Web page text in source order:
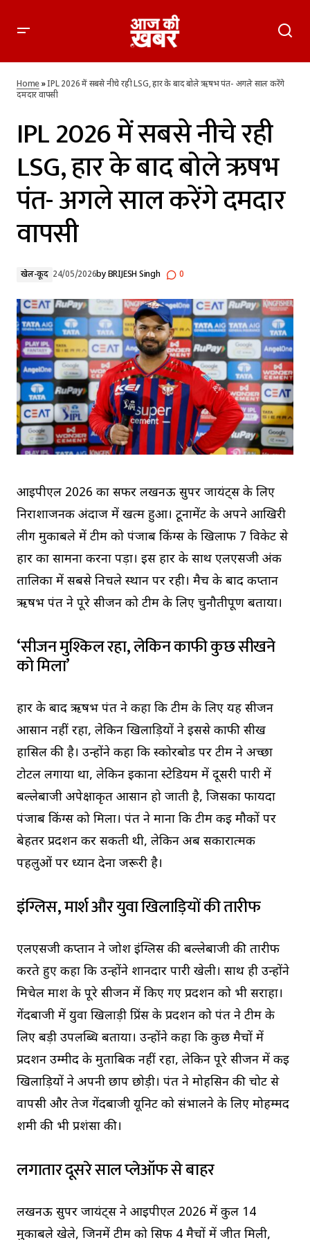
करेंगे दमदार वापसी
Home»IPL 2026 में सबसे नीचे रही LSG, हार के बाद बोले ऋषभ पंत- अगले साल करेंगे
दमदार वापसी
IPL 2026 में सबसे नीचे रही
LSG, हार के बाद बोले ऋषभ
पंत- अगले साल करेंगे दमदार
वापसी
खेल-कूद 24/05/2026byBRIJESH Singh 0
आईपीएल 2026 का सफर लखनऊ सुपर जायंट्स के लिए
निराशाजनक अंदाज में खत्म हुआ। टूर्नामेंट के अपने आखिरी
लीग मुकाबले में टीम को पंजाब किंग्स के खिलाफ 7 विकेट से
हार का सामना करना पड़ा। इस हार के साथ एलएसजी अंक
तालिका में सबसे निचले स्थान पर रही। मैच के बाद कप्तान
ऋषभ पंत ने पूरे सीजन को टीम के लिए चुनौतीपूर्ण बताया।
‘सीजन मुश्किल रहा, लेकिन काफी कुछ सीखने
को मिला’
हार के बाद ऋषभ पंत ने कहा कि टीम के लिए यह सीजन
आसान नहीं रहा, लेकिन खिलाड़ियों ने इससे काफी सीख
हासिल की है। उन्होंने कहा कि स्कोरबोर्ड पर टीम ने अच्छा
टोटल लगाया था, लेकिन इकाना स्टेडियम में दूसरी पारी में
बल्लेबाजी अपेक्षाकृत आसान हो जाती है, जिसका फायदा
पंजाब किंग्स को मिला। पंत ने माना कि टीम कई मौकों पर
बेहतर प्रदर्शन कर सकती थी, लेकिन अब सकारात्मक
पहलुओं पर ध्यान देना जरूरी है।
इंग्लिस, मार्श और युवा खिलाड़ियों की तारीफ
एलएसजी कप्तान ने जोश इंग्लिस की बल्लेबाजी की तारीफ
करते हुए कहा कि उन्होंने शानदार पारी खेली। साथ ही उन्होंने
मिचेल मार्श के पूरे सीजन में किए गए प्रदर्शन को भी सराहा।
गेंदबाजी में युवा खिलाड़ी प्रिंस के प्रदर्शन को पंत ने टीम के
लिए बड़ी उपलब्धि बताया। उन्होंने कहा कि कुछ मैचों में
प्रदर्शन उम्मीद के मुताबिक नहीं रहा, लेकिन पूरे सीजन में कई
खिलाड़ियों ने अपनी छाप छोड़ी। पंत ने मोहसिन की चोट से
वापसी और तेज गेंदबाजी यूनिट को संभालने के लिए मोहम्मद
शमी की भी प्रशंसा की।
लगातार दूसरे साल प्लेऑफ से बाहर
लखनऊ सुपर जायंट्स ने आईपीएल 2026 में कुल 14
मुकाबले खेले, जिनमें टीम को सिर्फ 4 मैचों में जीत मिली,